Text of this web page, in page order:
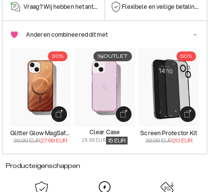
Vraag? Wij hebben het antwoord! Flexibele en veilige betalingen
Anderen combineered dit met
30%
Glitter Glow MagSafe Case
39.99EUR27.99 EUR
OUTLET
Clear Case
29.99 EUR 15 EUR
50%
Screen Protector Kit
39.99EUR20 EUR
Producteigenschappen